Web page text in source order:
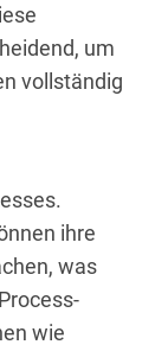
um
vollständig
ihre
was
wie